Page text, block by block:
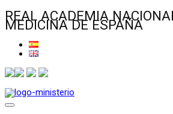
REAL ACADEMIA
MEDICINA DE ESPAÑA